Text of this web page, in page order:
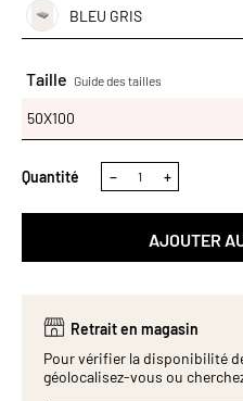
élégante à large bordure et sa
garantissent une qualité
un rituel de soin agréable et
BLEU GRIS
Taille Guide des tailles
50X100
Quantité − +
AJOUTER
Retrait en magasin
Pour vérifier la disponibilité
géolocalisez-vous ou